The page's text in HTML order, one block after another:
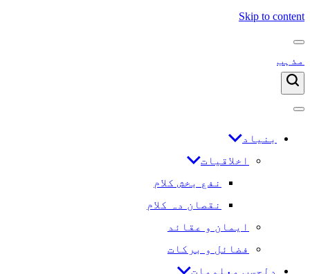
Skip to content
مذہب
بنیاد
اخلاقیات
نفع بخش کلام
نقصان دہ کلام
ایمان و عقائد
فضائل و برکات
دلچسپ معلومات